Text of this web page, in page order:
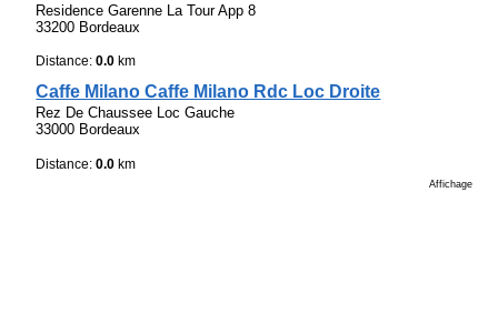
Residence Garenne La Tour App 8
33200 Bordeaux
Distance:0.0 km
Caffe Milano Caffe Milano Rdc Loc Droite
Rez De Chaussee Loc Gauche
33000 Bordeaux
Distance:0.0 km
Affichage